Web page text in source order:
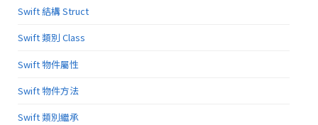
Swift 結構 Struct
Swift 類別 Class
Swift 物件屬性
Swift 物件方法
Swift 類別繼承